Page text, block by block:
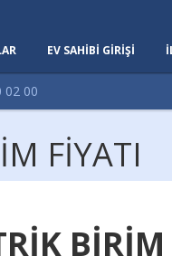
EV SAHİBİ GİRİŞİ
02 00
FİYATI